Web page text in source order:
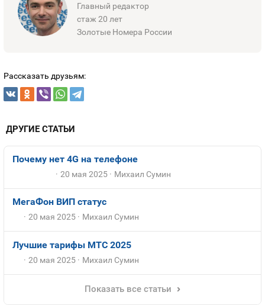
Главный редактор
стаж 20 лет
Золотые Номера России
Рассказать друзьям:
ДРУГИЕ СТАТЬИ
Почему нет 4G на телефоне
20 мая 2025 Михаил Сумин
МегаФон ВИП статус
20 мая 2025 Михаил Сумин
Лучшие тарифы МТС 2025
20 мая 2025 Михаил Сумин
Показать все статьи